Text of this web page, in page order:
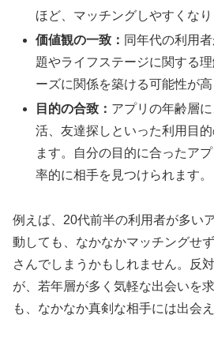
ほど、マッチングしやすくなり
価値観の一致： 同年代の利用
題やライフステージに関する
ーズに関係を築ける可能性が高
目的の合致： アプリの年齢層
活、友達探しといった利用目
ます。自分の目的に合ったア
率的に相手を見つけられます。
例えば、20代前半の利用者が多い
動しても、なかなかマッチングせ
さんでしまうかもしれません。反
が、若年層が多く気軽な出会いを
も、なかなか真剣な相手には出会